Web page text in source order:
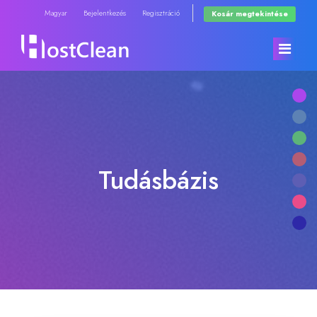
Magyar Bejelentkezés Regisztráció Kosár megtekintése
Tudásbázis